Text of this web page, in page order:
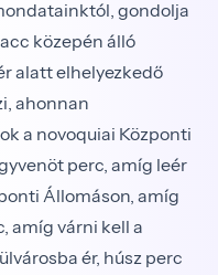
gondolja
közepén álló
alatt elhelyezkedő
ahonnan
a novoquiai Központi
perc, amíg leér
Állomáson, amíg
amíg várni kell a
ér, húsz perc